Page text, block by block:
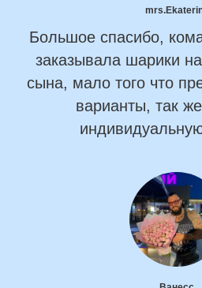
Большое спасибо,
заказывала шарики
сына, мало того что
варианты, так